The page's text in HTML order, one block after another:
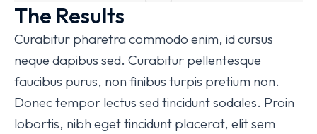
The Results
Curabitur pharetra commodo enim, id cursus
neque dapibus sed. Curabitur pellentesque
faucibus purus, non finibus turpis pretium non.
Donec tempor lectus sed tincidunt sodales. Proin
lobortis, nibh eget tincidunt placerat, elit sem